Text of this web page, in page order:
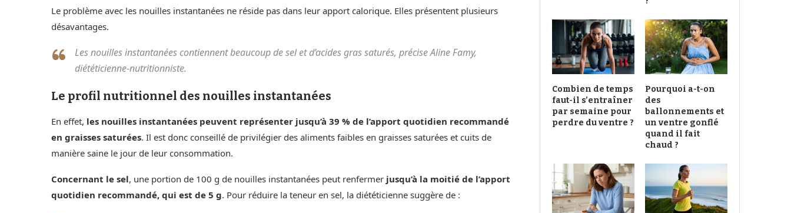
Le problème avec les nouilles instantanées ne réside pas dans leur apport calorique. Elles présentent plusieurs
désavantages.
Les nouilles instantanées contiennent beaucoup de sel et d’acides gras saturés, précise Aline Famy,
diététicienne-nutritionniste.
Le profil nutritionnel des nouilles instantanées
En effet, les nouilles instantanées peuvent représenter jusqu’à 39 % de l’apport quotidien recommandé
en graisses saturées. Il est donc conseillé de privilégier des aliments faibles en graisses saturées et cuits de
manière saine le jour de leur consommation.
Concernant le sel, une portion de 100 g de nouilles instantanées peut renfermer jusqu’à la moitié de l’apport
quotidien recommandé, qui est de 5 g. Pour réduire la teneur en sel, la diététicienne suggère de :
Combien de temps
faut-il s’entraîner
par semaine pour
perdre du ventre ?
Pourquoi a-t-on
des
ballonnements et
un ventre gonflé
quand il fait
chaud ?